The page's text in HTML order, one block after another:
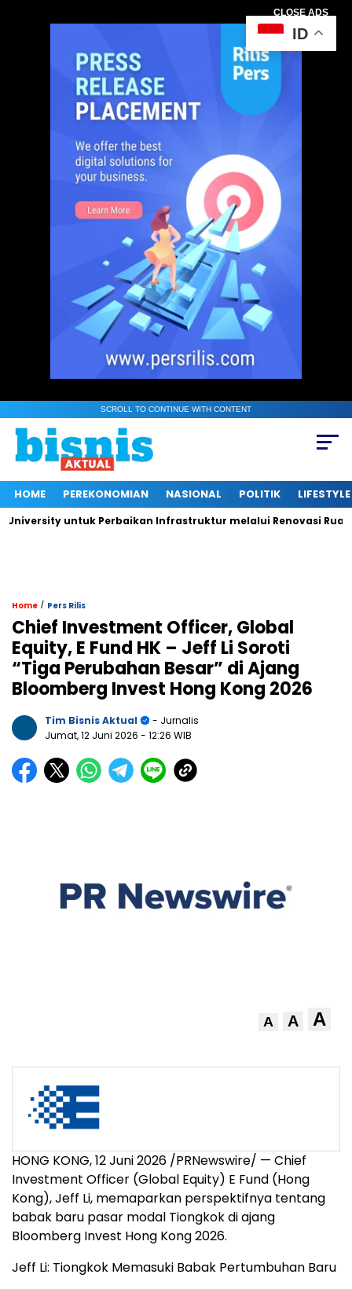
CLOSE ADS
SCROLL TO CONTINUE WITH CONTENT
HOME PEREKONOMIAN NASIONAL POLITIK LIFESTYLE
untuk Perbaikan Infrastruktur melalui Renovasi Ruang
Home / Pers Rilis
Chief Investment Officer, Global
Equity, E Fund HK – Jeff Li Soroti
“Tiga Perubahan Besar” di Ajang
Bloomberg Invest Hong Kong 2026
Tim Bisnis Aktual
- Jurnalis
Jumat, 12 Juni 2026 - 12:26 WIB
A A A
HONG KONG, 12 Juni 2026 /PRNewswire/ — Chief
Investment Officer (Global Equity) E Fund (Hong
Kong), Jeff Li, memaparkan perspektifnya tentang
babak baru pasar modal Tiongkok di ajang
Bloomberg Invest Hong Kong 2026.
Jeff Li: Tiongkok Memasuki Babak Pertumbuhan Baru
ID